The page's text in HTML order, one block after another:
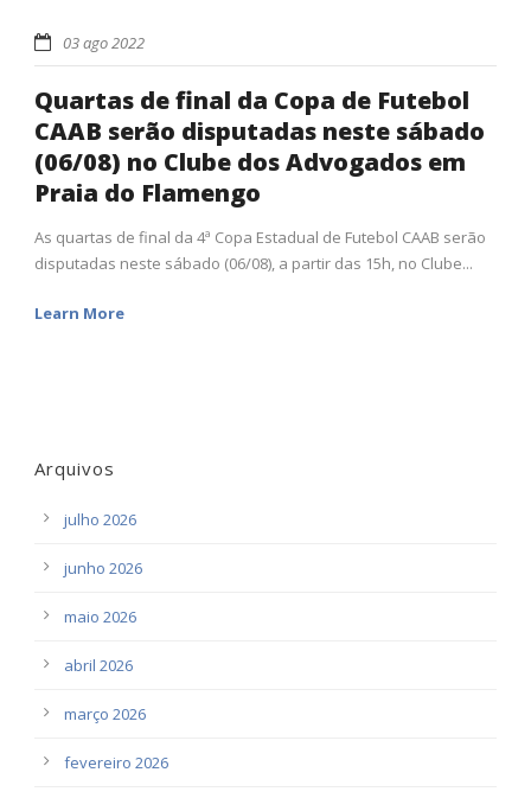
03 ago 2022
Quartas de final da Copa de Futebol
CAAB serão disputadas neste sábado
(06/08) no Clube dos Advogados em
Praia do Flamengo
As quartas de final da 4ª Copa Estadual de Futebol CAAB serão
disputadas neste sábado (06/08), a partir das 15h, no Clube...
Learn More
Arquivos
julho 2026
junho 2026
maio 2026
abril 2026
março 2026
fevereiro 2026